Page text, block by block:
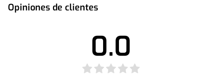
Opiniones de clientes
0.0